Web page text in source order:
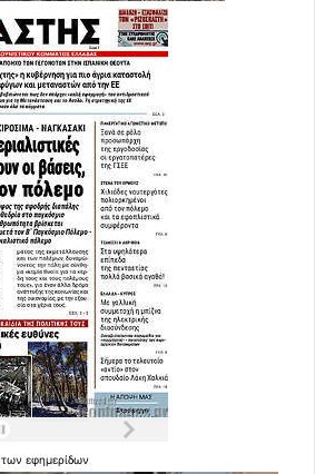
των εφημερίδων